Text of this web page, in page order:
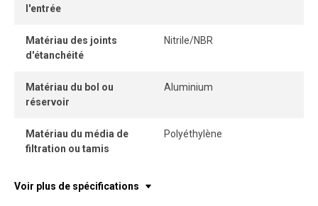
l'entrée
Matériau des joints
d'étanchéité
Nitrile/NBR
Matériau du bol ou
réservoir
Aluminium
Matériau du média de
filtration ou tamis
Polyéthylène
Voir plus de spécifications